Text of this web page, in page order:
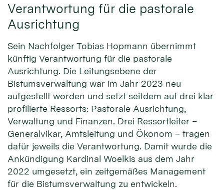
Verantwortung für die pastorale
Ausrichtung
Sein Nachfolger Tobias Hopmann übernimmt
künftig Verantwortung für die pastorale
Ausrichtung. Die Leitungsebene der
Bistumsverwaltung war im Jahr 2023 neu
aufgestellt worden und setzt seitdem auf drei klar
profilierte Ressorts: Pastorale Ausrichtung,
Verwaltung und Finanzen. Drei Ressortleiter –
Generalvikar, Amtsleitung und Ökonom – tragen
dafür jeweils die Verantwortung. Damit wurde die
Ankündigung Kardinal Woelkis aus dem Jahr
2022 umgesetzt, ein zeitgemäßes Management
für die Bistumsverwaltung zu entwickeln.